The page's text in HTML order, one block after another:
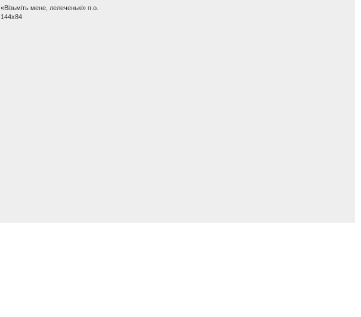
«Візьміть мене, лелеченькі» п.о.
144х84